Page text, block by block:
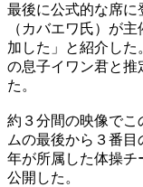
最後に公式的な席に
（カバエワ氏）が
加した」と紹介し
の息子イワン君と推
た。
約３分間の映像でこ
ムの最後から３番
年が所属した体操チ
公開した。